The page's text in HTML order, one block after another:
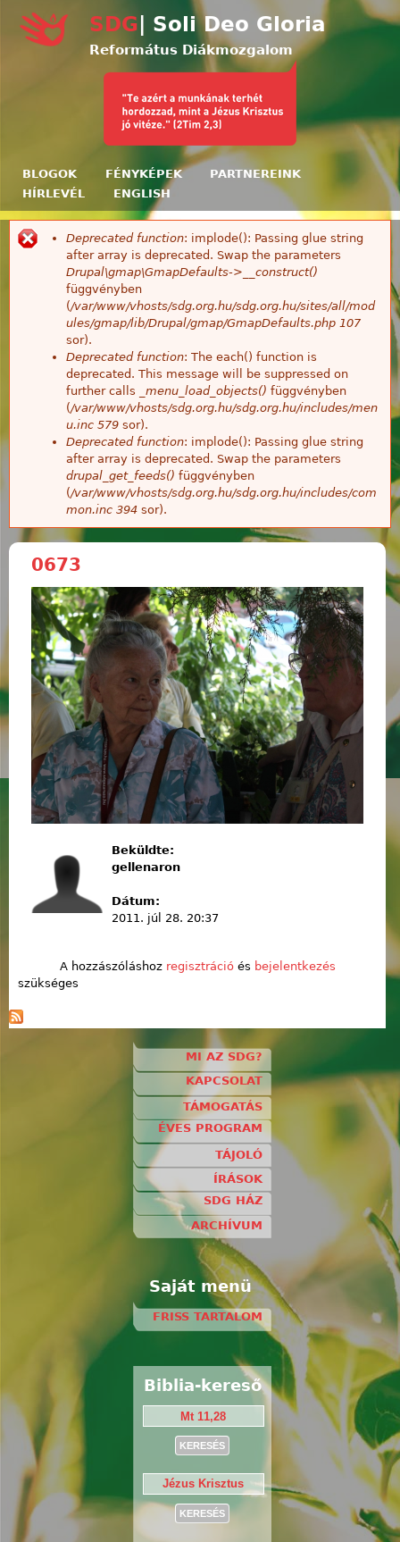
Ugrás a tartalomra
SDG | Soli Deo Gloria
Református Diákmozgalom
BLOGOK FÉNYKÉPEK
PARTNEREINK
HÍRLEVÉL
ENGLISH
Hibaüzenet
Deprecated function: implode(): Passing glue string
after array is deprecated. Swap the parameters
Drupal\gmap\GmapDefaults->__construct()
függvényben
(/var/www/vhosts/sdg.org.hu/sdg.org.hu/sites/all/mod
ules/gmap/lib/Drupal/gmap/GmapDefaults.php 107
sor).
Deprecated function: The each() function is
deprecated. This message will be suppressed on
further calls
_menu_load_objects() függvényben
(/var/www/vhosts/sdg.org.hu/sdg.org.hu/includes/men
u.inc 579 sor).
Deprecated function: implode(): Passing glue string
after array is deprecated. Swap the parameters
drupal_get_feeds() függvényben
(/var/www/vhosts/sdg.org.hu/sdg.org.hu/includes/com
mon.inc 394 sor).
0673
Beküldte:
gellenaron
Dátum:
2011. júl 28. 20:37
A hozzászóláshoz regisztrációés bejelentkezés
szükséges
MI AZ SDG?
KAPCSOLAT
TÁMOGATÁS
ÉVES PROGRAM
TÁJOLÓ
ÍRÁSOK
SDG HÁZ
ARCHÍVUM
Saját menü
FRISS TARTALOM
Biblia-kereső